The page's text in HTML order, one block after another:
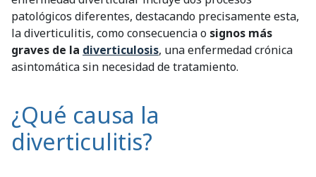
patológicos diferentes, destacando precisamente esta,
la diverticulitis, como consecuencia o signos más
graves de la diverticulosis, una enfermedad crónica
asintomática sin necesidad de tratamiento.
¿Qué causa la
diverticulitis?